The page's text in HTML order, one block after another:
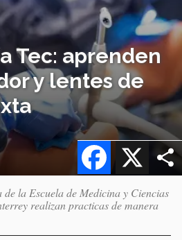
Tec: aprenden
y lentes de
X
Facebook
de la Escuela de Medicina y Ciencias
realizan practicas de manera